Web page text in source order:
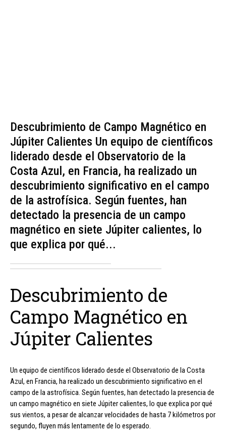
Descubrimiento de Campo Magnético en
Júpiter Calientes Un equipo de científicos
liderado desde el Observatorio de la
Costa Azul, en Francia, ha realizado un
descubrimiento significativo en el campo
de la astrofísica. Según fuentes, han
detectado la presencia de un campo
magnético en siete Júpiter calientes, lo
que explica por qué...
Descubrimiento de
Campo Magnético en
Júpiter Calientes
Un equipo de científicos liderado desde el Observatorio de la Costa
Azul, en Francia, ha realizado un descubrimiento significativo en el
campo de la astrofísica. Según fuentes, han detectado la presencia de
un campo magnético en siete Júpiter calientes, lo que explica por qué
sus vientos, a pesar de alcanzar velocidades de hasta 7 kilómetros por
segundo, fluyen más lentamente de lo esperado.